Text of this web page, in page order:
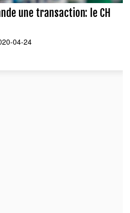
une transaction: le CH
04-24